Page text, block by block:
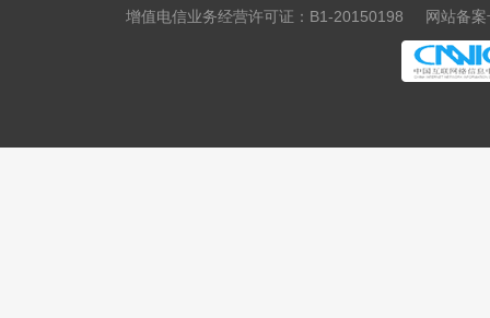
增值电信业务经营许可证：B1-20150198
网站备